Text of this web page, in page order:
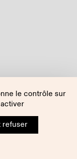
le contrôle sur
refuser